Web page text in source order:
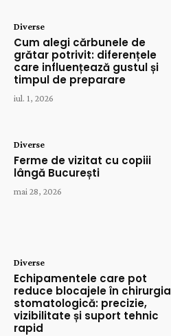
Diverse
Cum alegi cărbunele de
grătar potrivit: diferențele
care influențează gustul și
timpul de preparare
iul. 1, 2026
Diverse
Ferme de vizitat cu copiii
lângă București
mai 28, 2026
Diverse
Echipamentele care pot
reduce blocajele în chirurgia
stomatologică: precizie,
vizibilitate și suport tehnic
rapid